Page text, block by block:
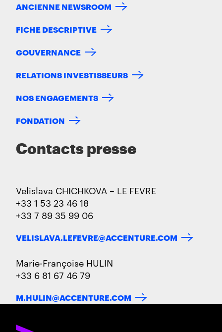
ANCIENNE NEWSROOM
FICHE DESCRIPTIVE
GOUVERNANCE
RELATIONS INVESTISSEURS
NOS ENGAGEMENTS
FONDATION
Contacts presse
Velislava CHICHKOVA – LE FEVRE
+33 1 53 23 46 18
+33 7 89 35 99 06
VELISLAVA.LEFEVRE@ACCENTURE.COM
Marie-Françoise HULIN
+33 6 81 67 46 79
M.HULIN@ACCENTURE.COM